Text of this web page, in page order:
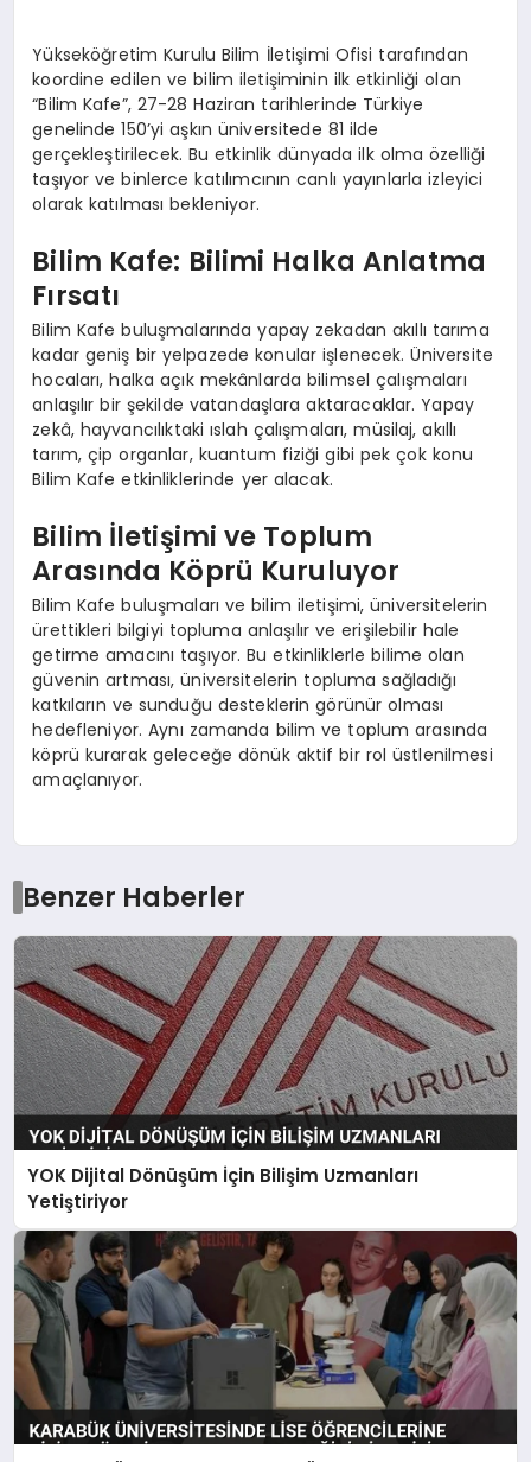
Yükseköğretim Kurulu Bilim İletişimi Ofisi tarafından
koordine edilen ve bilim iletişiminin ilk etkinliği olan
“Bilim Kafe”, 27-28 Haziran tarihlerinde Türkiye
genelinde 150’yi aşkın üniversitede 81 ilde
gerçekleştirilecek. Bu etkinlik dünyada ilk olma özelliği
taşıyor ve binlerce katılımcının canlı yayınlarla izleyici
olarak katılması bekleniyor.
Bilim Kafe: Bilimi Halka Anlatma
Fırsatı
Bilim Kafe buluşmalarında yapay zekadan akıllı tarıma
kadar geniş bir yelpazede konular işlenecek. Üniversite
hocaları, halka açık mekânlarda bilimsel çalışmaları
anlaşılır bir şekilde vatandaşlara aktaracaklar. Yapay
zekâ, hayvancılıktaki ıslah çalışmaları, müsilaj, akıllı
tarım, çip organlar, kuantum fiziği gibi pek çok konu
Bilim Kafe etkinliklerinde yer alacak.
Bilim İletişimi ve Toplum
Arasında Köprü Kuruluyor
Bilim Kafe buluşmaları ve bilim iletişimi, üniversitelerin
ürettikleri bilgiyi topluma anlaşılır ve erişilebilir hale
getirme amacını taşıyor. Bu etkinliklerle bilime olan
güvenin artması, üniversitelerin topluma sağladığı
katkıların ve sunduğu desteklerin görünür olması
hedefleniyor. Aynı zamanda bilim ve toplum arasında
köprü kurarak geleceğe dönük aktif bir rol üstlenilmesi
amaçlanıyor.
Benzer Haberler
YOK Dijital Dönüşüm İçin Bilişim Uzmanları
Yetiştiriyor